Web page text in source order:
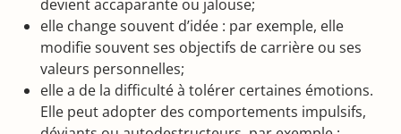
devient accaparante ou jalouse;
elle change souvent d’idée : par exemple, elle
modifie souvent ses objectifs de carrière ou ses
valeurs personnelles;
elle a de la difficulté à tolérer certaines émotions.
Elle peut adopter des comportements impulsifs,